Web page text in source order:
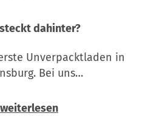
dahinter?
Unverpacktladen in
Bei uns…
weiterlesen